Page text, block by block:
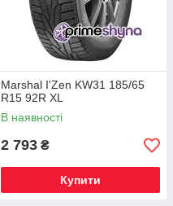
Marshal I'Zen KW31 185/65
R15 92R XL
В наявності
2 793 ₴
Купити